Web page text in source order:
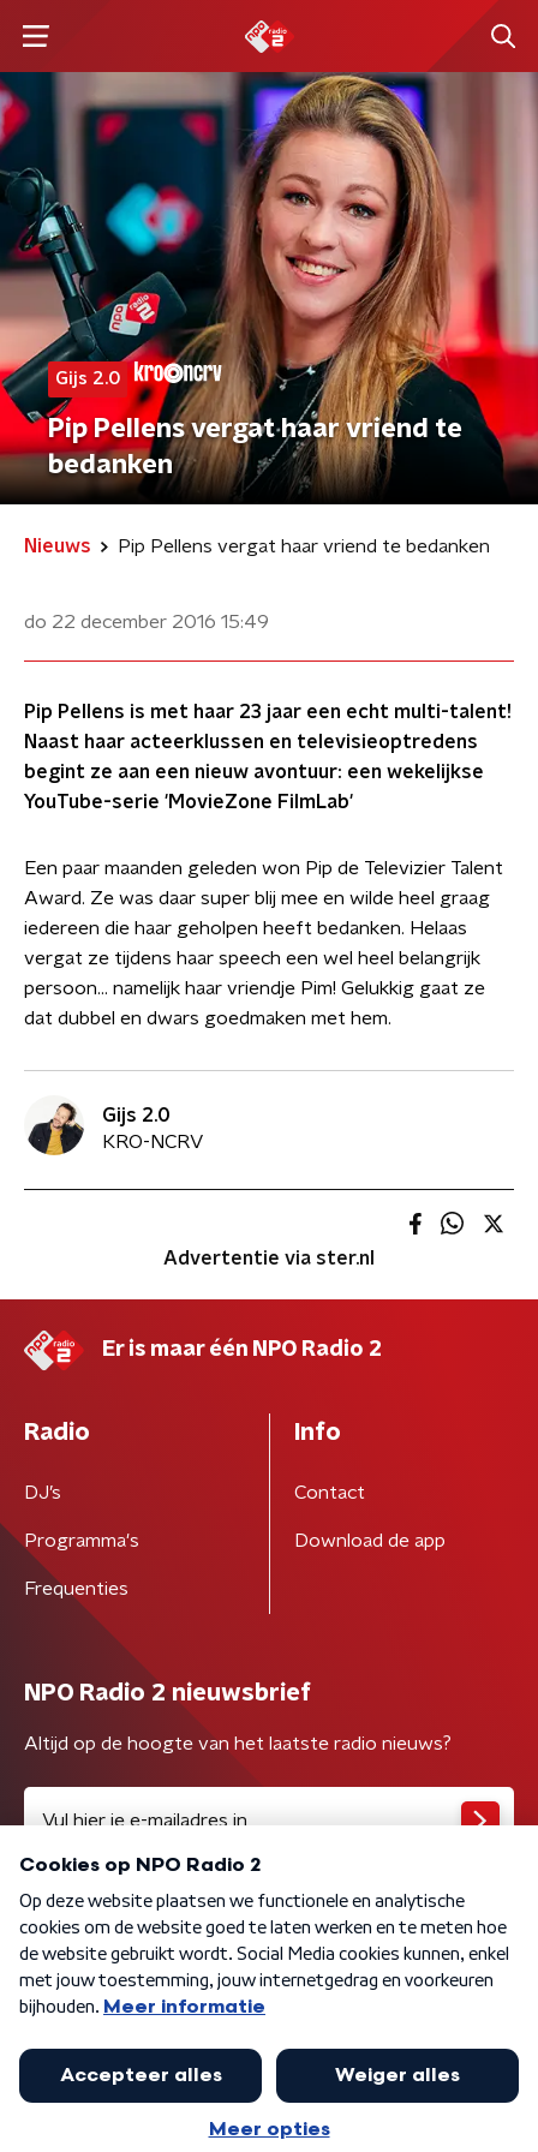
Gijs 2.0
Pip Pellens vergat haar vriend te
bedanken
Nieuws Pip Pellens vergat haar vriend te bedanken
do 22 december 2016 15:49
Pip Pellens is met haar 23 jaar een echt multi-talent!
Naast haar acteerklussen en televisieoptredens
begint ze aan een nieuw avontuur: een wekelijkse
YouTube-serie 'MovieZone FilmLab'
Een paar maanden geleden won Pip de Televizier Talent
Award. Ze was daar super blij mee en wilde heel graag
iedereen die haar geholpen heeft bedanken. Helaas
vergat ze tijdens haar speech een wel heel belangrijk
persoon... namelijk haar vriendje Pim! Gelukkig gaat ze
dat dubbel en dwars goedmaken met hem.
Gijs 2.0
KRO-NCRV
Advertentie via ster.nl
Er is maar één NPO Radio 2
Radio
DJ’s
Programma's
Frequenties
Info
Contact
Download de app
NPO Radio 2 nieuwsbrief
Altijd op de hoogte van het laatste radio nieuws?
Algemene voorwaarden